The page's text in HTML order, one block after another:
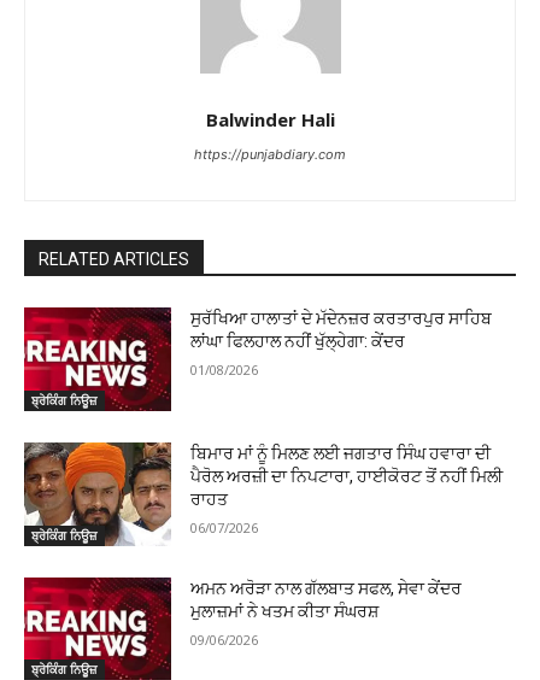
Balwinder Hali
https://punjabdiary.com
RELATED ARTICLES
ਬ੍ਰੇਕਿੰਗ ਨਿਊਜ਼
ਸੁਰੱਖਿਆ ਹਾਲਾਤਾਂ ਦੇ ਮੱਦੇਨਜ਼ਰ ਕਰਤਾਰਪੁਰ ਸਾਹਿਬ
ਲਾਂਘਾ ਫਿਲਹਾਲ ਨਹੀਂ ਖੁੱਲ੍ਹੇਗਾ: ਕੇਂਦਰ
01/08/2026
ਬ੍ਰੇਕਿੰਗ ਨਿਊਜ਼
ਬਿਮਾਰ ਮਾਂ ਨੂੰ ਮਿਲਣ ਲਈ ਜਗਤਾਰ ਸਿੰਘ ਹਵਾਰਾ ਦੀ
ਪੈਰੋਲ ਅਰਜ਼ੀ ਦਾ ਨਿਪਟਾਰਾ, ਹਾਈਕੋਰਟ ਤੋਂ ਨਹੀਂ ਮਿਲੀ
ਰਾਹਤ
06/07/2026
ਬ੍ਰੇਕਿੰਗ ਨਿਊਜ਼
ਅਮਨ ਅਰੋੜਾ ਨਾਲ ਗੱਲਬਾਤ ਸਫਲ, ਸੇਵਾ ਕੇਂਦਰ
ਮੁਲਾਜ਼ਮਾਂ ਨੇ ਖਤਮ ਕੀਤਾ ਸੰਘਰਸ਼
09/06/2026